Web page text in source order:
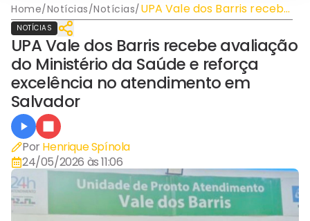
Home/Notícias/Notícias/UPA Vale dos Barris recebe
avaliação do Ministério da
Saúde e reforça excelência
no atendimento em
Salvador
NOTÍCIAS
UPA Vale dos Barris recebe avaliação
do Ministério da Saúde e reforça
excelência no atendimento em
Salvador
Por Henrique Spínola
24/05/2026 às 11:06